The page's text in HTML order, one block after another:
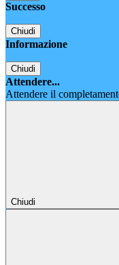
Successo
Chiudi
Informazione
Chiudi
Attendere...
Attendere il
Chiudi